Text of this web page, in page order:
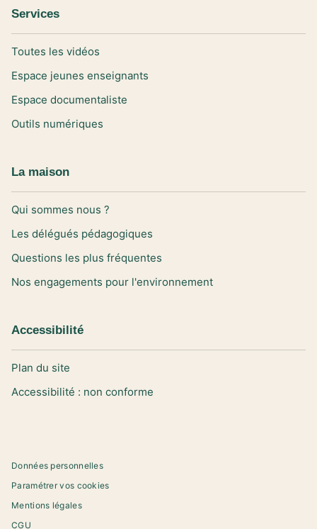
Services
Toutes les vidéos
Espace jeunes enseignants
Espace documentaliste
Outils numériques
La maison
Qui sommes nous ?
Les délégués pédagogiques
Questions les plus fréquentes
Nos engagements pour l'environnement
Accessibilité
Plan du site
Accessibilité : non conforme
Données personnelles
Paramétrer vos cookies
Mentions légales
CGU